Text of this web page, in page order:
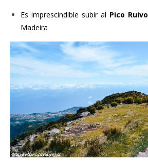
Es imprescindible subir al Pico Ruivo
Madeira